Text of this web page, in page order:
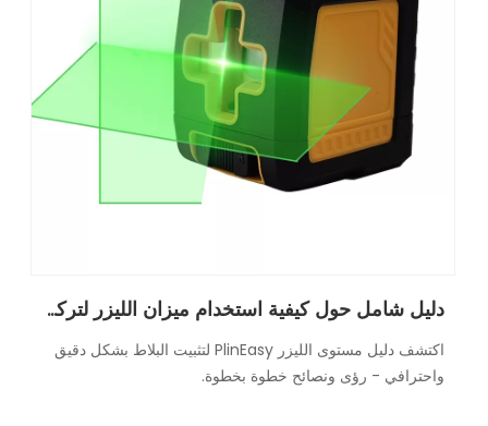
دليل شامل حول كيفية استخدام ميزان الليزر لتركيب البلاط
اكتشف دليل مستوى الليزر PlinEasy لتثبيت البلاط بشكل دقيق
واحترافي - رؤى ونصائح خطوة بخطوة.